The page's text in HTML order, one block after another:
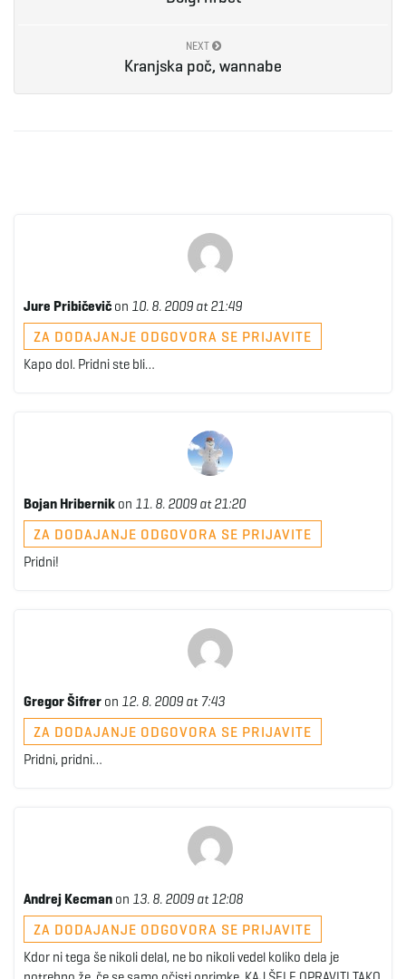
NEXT
Kranjska poč, wannabe
Jure Pribičevič on 10. 8. 2009 at 21:49
ZA DODAJANJE ODGOVORA SE PRIJAVITE
Kapo dol. Pridni ste bli…
Bojan Hribernik on 11. 8. 2009 at 21:20
ZA DODAJANJE ODGOVORA SE PRIJAVITE
Pridni!
Gregor Šifrer on 12. 8. 2009 at 7:43
ZA DODAJANJE ODGOVORA SE PRIJAVITE
Pridni, pridni…
Andrej Kecman on 13. 8. 2009 at 12:08
ZA DODAJANJE ODGOVORA SE PRIJAVITE
Kdor ni tega še nikoli delal, ne bo nikoli vedel koliko dela je